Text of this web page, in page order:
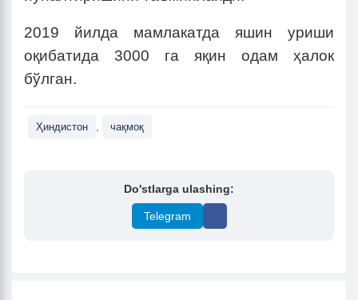
2019 йилда мамлакатда яшин уриши
оқибатида 3000 га яқин одам ҳалок
бўлган.
Ҳиндистон , чақмоқ
Do'stlarga ulashing:
Telegram